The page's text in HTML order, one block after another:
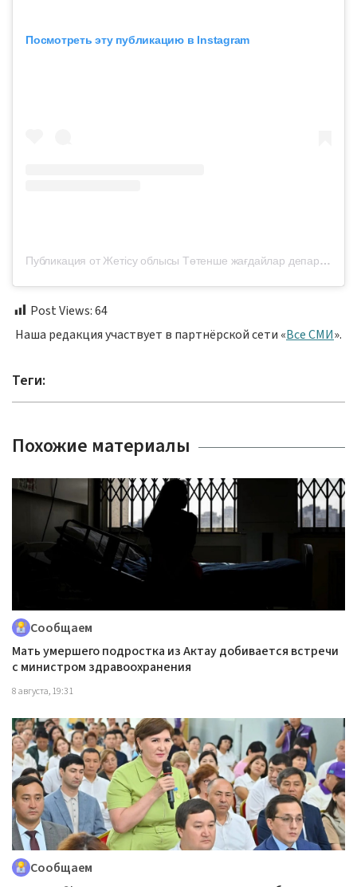
Посмотреть эту публикацию в Instagram
Публикация от Жетісу облысы Төтенше жағдайлар департаменті (@112jetisu)
Post Views:64
Наша редакция участвует в партнёрской сети «Все СМИ».
Теги:
Похожие материалы
Сообщаем
Мать умершего подростка из Актау добивается встречи
с министром здравоохранения
8 августа, 19:31
Сообщаем